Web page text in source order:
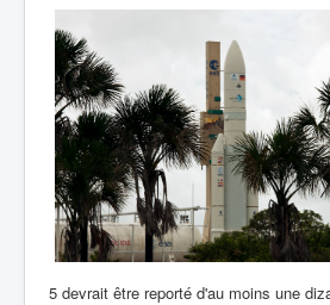
5 devrait être reporté d'au moins une